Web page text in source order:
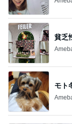
貧乏
モト